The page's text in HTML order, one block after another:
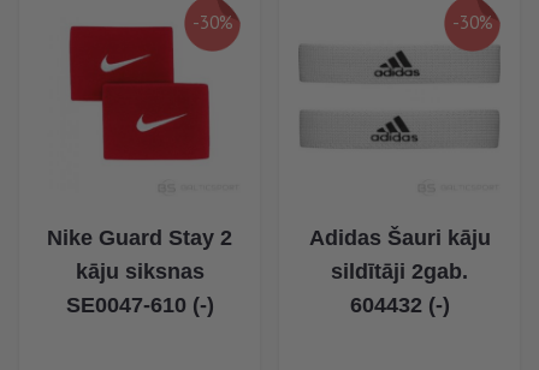
-30%
Nike Guard Stay 2
kāju siksnas
SE0047-610 (-)
-30%
Adidas Šauri kāju
sildītāji 2gab.
604432 (-)